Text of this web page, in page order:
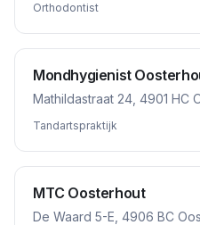
Orthodontist
Mondhygienist
Mathildastraat 24, 4901 HC
Tandartspraktijk
MTC Oosterhout
De Waard 5-E, 4906 BC